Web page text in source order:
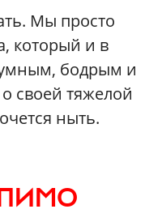
Мы просто
который и в
бодрым и
своей тяжелой
ныть.